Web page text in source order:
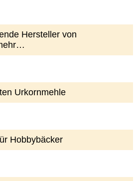
Hersteller von
Urkornmehle
Hobbybäcker